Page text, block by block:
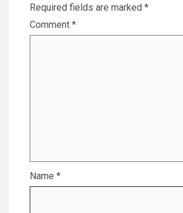
Required fields are marked *
Comment *
Name *